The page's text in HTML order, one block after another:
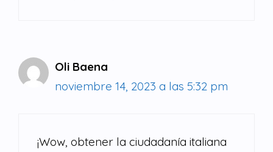
Oli Baena
noviembre 14, 2023 a las 5:32 pm
¡Wow, obtener la ciudadanía italiana